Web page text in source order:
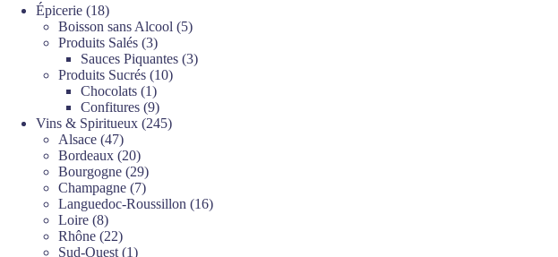
Épicerie 1818
produits
Boisson sans Alcool 55
Produits Salés 33
produits
Sauces Piquantes 33
Produits Sucrés 1010
Chocolats 11
produit
Confitures 99
produits
Vins & Spiritueux 245245
Alsace 4747
produits
Bordeaux 2020
produits
Bourgogne 2929
produits
Champagne 77
produits
Languedoc-Roussillon 1616
Loire 88
produits
Rhône 2222
produits
Sud-Ouest 11